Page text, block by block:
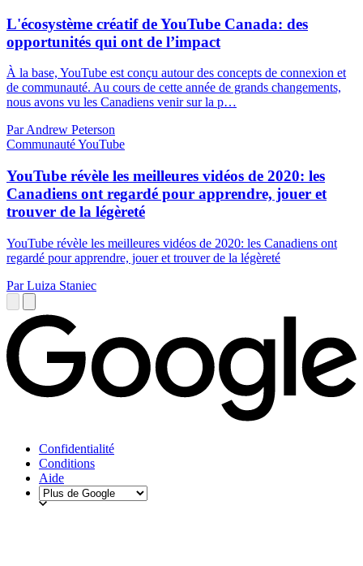
L'écosystème créatif de YouTube Canada: des
opportunités qui ont de l’impact
À la base, YouTube est conçu autour des concepts de connexion et
de communauté. Au cours de cette année de grands changements,
nous avons vu les Canadiens venir sur la p…
Par Andrew Peterson
Communauté YouTube
YouTube révèle les meilleures vidéos de 2020: les
Canadiens ont regardé pour apprendre, jouer et
trouver de la légèreté
YouTube révèle les meilleures vidéos de 2020: les Canadiens ont
regardé pour apprendre, jouer et trouver de la légèreté
Par Luiza Staniec
Confidentialité
Conditions
Aide